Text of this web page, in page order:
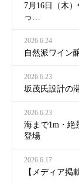
7月16日（木
っ…
2026.6.24
自然派ワイン
2026.6.23
坂茂氏設計の
2026.6.23
海まで1m・絶
登場
2026.6.17
【メディア掲